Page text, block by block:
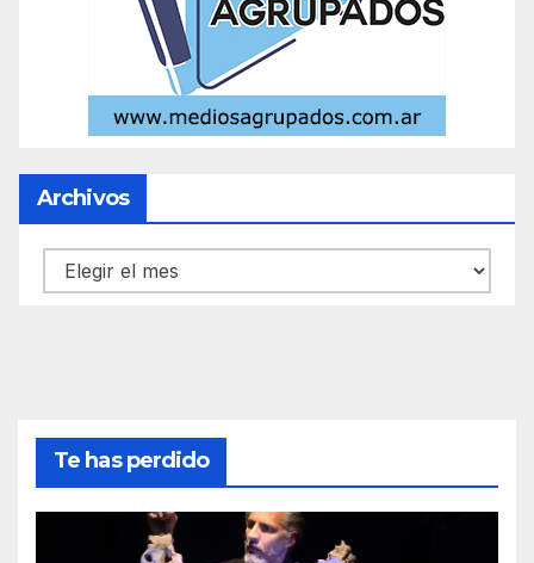
Archivos
Archivos
Te has perdido